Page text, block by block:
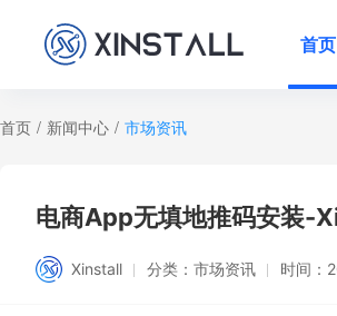
首页
首页 / 新闻中心 / 市场资讯
电商App无填地推码安装-
Xinstall 分类： 市场资讯 时间：